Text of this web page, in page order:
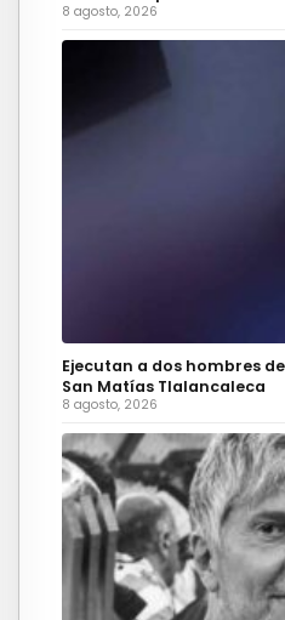
8 agosto, 2026
Ejecutan a dos hombres
San Matías Tlalancaleca
8 agosto, 2026